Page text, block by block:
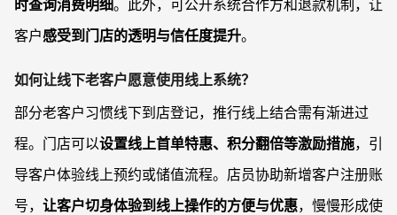
时查询消费明细。此外，可公开系统合作方和退款机制，让
客户感受到门店的透明与信任度提升。
如何让线下老客户愿意使用线上系统？
部分老客户习惯线下到店登记，推行线上结合需有渐进过
程。门店可以设置线上首单特惠、积分翻倍等激励措施，引
导客户体验线上预约或储值流程。店员协助新增客户注册账
号， 让客户切身体验到线上操作的方便与优惠，慢慢形成使